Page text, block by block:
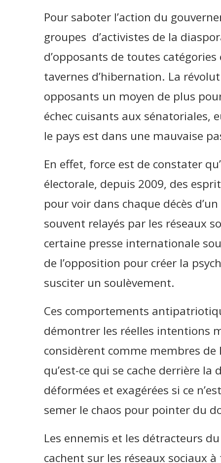
Pour saboter l’action du
groupes d’activistes de la
d’opposants de toutes
tavernes d’hibernation. La
opposants un moyen de plus
échec cuisants aux sénatoriales,
le pays est dans une mauvaise
En effet, force est de constater
électorale, depuis 2009, des
pour voir dans chaque décès
souvent relayés par les réseaux
certaine presse internationale
de l’opposition pour créer la
susciter un soulèvement.
Ces comportements
démontrer les réelles intentions
considèrent comme membres de
qu’est-ce qui se cache derrière
déformées et exagérées si ce
semer le chaos pour pointer du
Les ennemis et les détracteurs
cachent sur les réseaux sociaux